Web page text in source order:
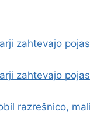
zahtevajo
zahtevajo
razrešnico,